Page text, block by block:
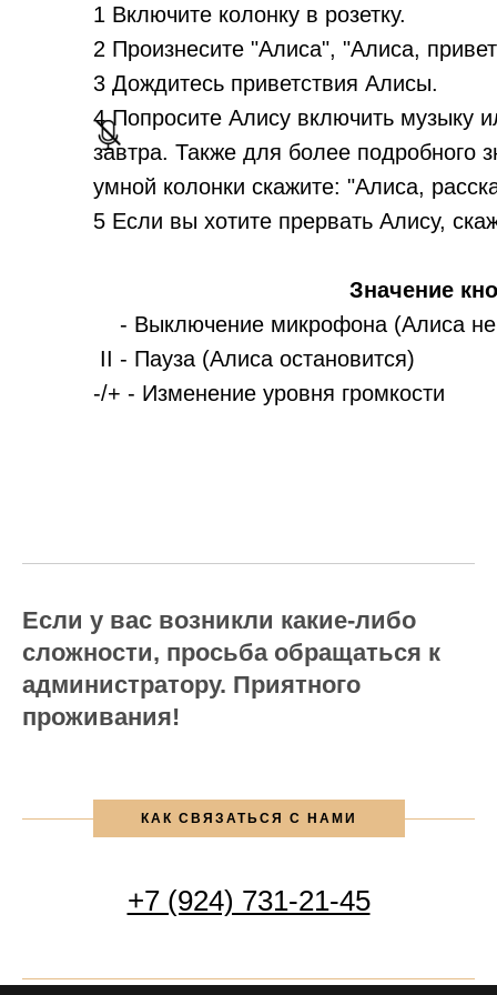
1 Включите колонку в розетку.
2 Произнесите "Алиса", "Алиса,
3 Дождитесь приветствия Алисы.
4 Попросите Алису включить музыку
завтра. Также для более подробного
умной колонки скажите: "Алиса,
5 Если вы хотите прервать Алису,
Значение
- Выключение микрофона (Алиса не
II - Пауза (Алиса остановится)
-/+ - Изменение уровня громкости
Если у вас возникли какие-либо
сложности, просьба обращаться к
администратору. Приятного
проживания!
КАК СВЯЗАТЬСЯ С НАМИ
+7 (924) 731-21-45